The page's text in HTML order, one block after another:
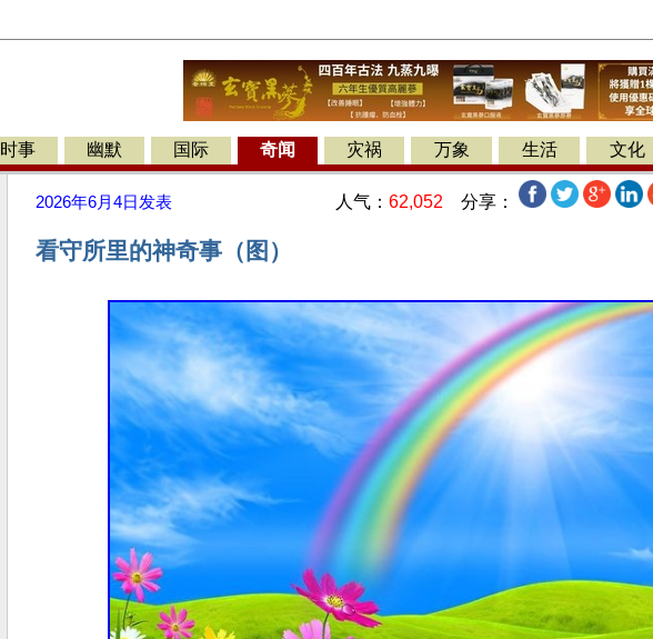
时事 幽默 国际 奇闻 灾祸 万象 生活 文化
2026年6月4日 发表 人气： 62,052 分享：
看守所里的神奇事（图）